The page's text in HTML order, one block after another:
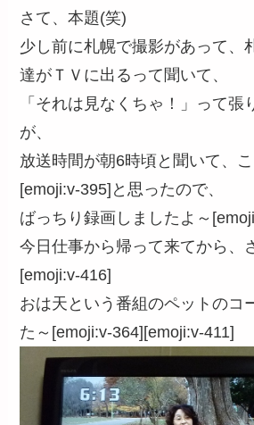
さて、本題(笑)
少し前に札幌で撮影があって、
達がＴＶに出るって聞いて、
「それは見なくちゃ！」って張
が、
放送時間が朝6時頃と聞いて、
[emoji:v-395]と思ったので、
ばっちり録画しましたよ～
今日仕事から帰って来てから、
[emoji:v-416]
おは天という番組のペットのコ
た～[emoji:v-364][emoji:v-411]